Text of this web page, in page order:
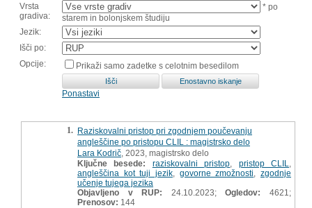
Vrsta
gradiva:
* po
starem in bolonjskem študiju
Jezik:
Išči po:
Opcije:
Prikaži samo zadetke s celotnim besedilom
Ponastavi
1. Raziskovalni pristop pri zgodnjem poučevanju
angleščine po pristopu CLIL : magistrsko delo
Lara Kodrič , 2023, magistrsko delo
Ključne besede:
raziskovalni pristop pristop CLIL
angleščina kot tuji jezik
govorne zmožnosti ,zgodnje
učenje tujega jezika
Objavljeno v RUP: 24.10.2023;Ogledov:
4621;
Prenosov: 144